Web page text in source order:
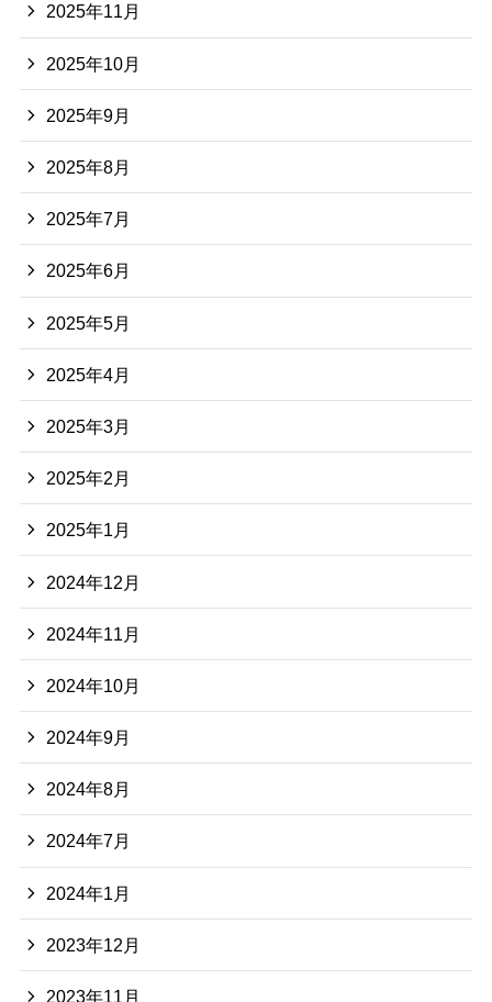
2025年11月
2025年10月
2025年9月
2025年8月
2025年7月
2025年6月
2025年5月
2025年4月
2025年3月
2025年2月
2025年1月
2024年12月
2024年11月
2024年10月
2024年9月
2024年8月
2024年7月
2024年1月
2023年12月
2023年11月